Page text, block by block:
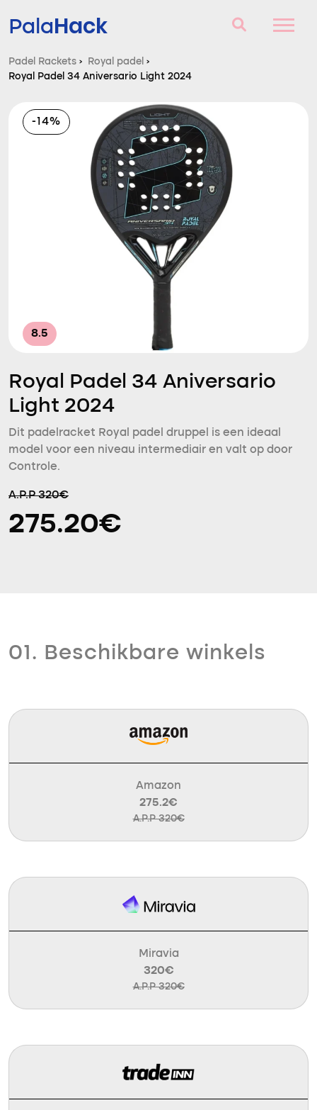
PalaHack
Padel Rackets
Vragen en antwoorden
Vergelijker
Padel Rackets › Royal padel ›
Royal Padel 34 Aniversario Light 2024
-14%
8.5
Royal Padel 34 Aniversario
Light 2024
Dit padelracket Royal padel druppel is een ideaal
model voor een niveau intermediair en valt op door
Controle.
A.P.P 320€
275.20€
01. Beschikbare winkels
Amazon
275.2€
A.P.P 320€
Miravia
320€
A.P.P 320€